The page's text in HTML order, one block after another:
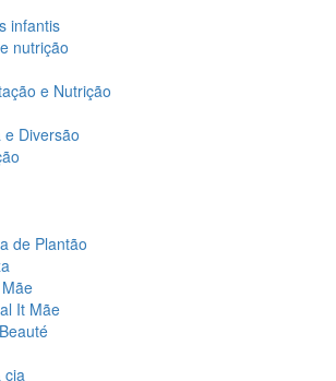
infantis
nutrição
e Nutrição
e Diversão
de Plantão
It Mãe
cia